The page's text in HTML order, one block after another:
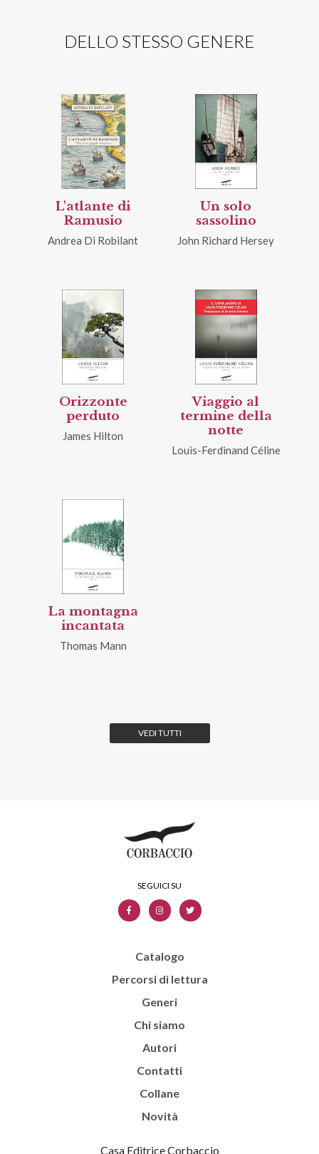
DELLO STESSO GENERE
L'atlante di
Ramusio
Andrea Di Robilant
Un solo
sassolino
John Richard Hersey
Orizzonte
perduto
James Hilton
Viaggio al
termine della
notte
Louis-Ferdinand Céline
La montagna
incantata
Thomas Mann
VEDI TUTTI
Catalogo
Percorsi di lettura
Generi
Chi siamo
Autori
Contatti
Collane
Novità
Casa Editrice Corbaccio